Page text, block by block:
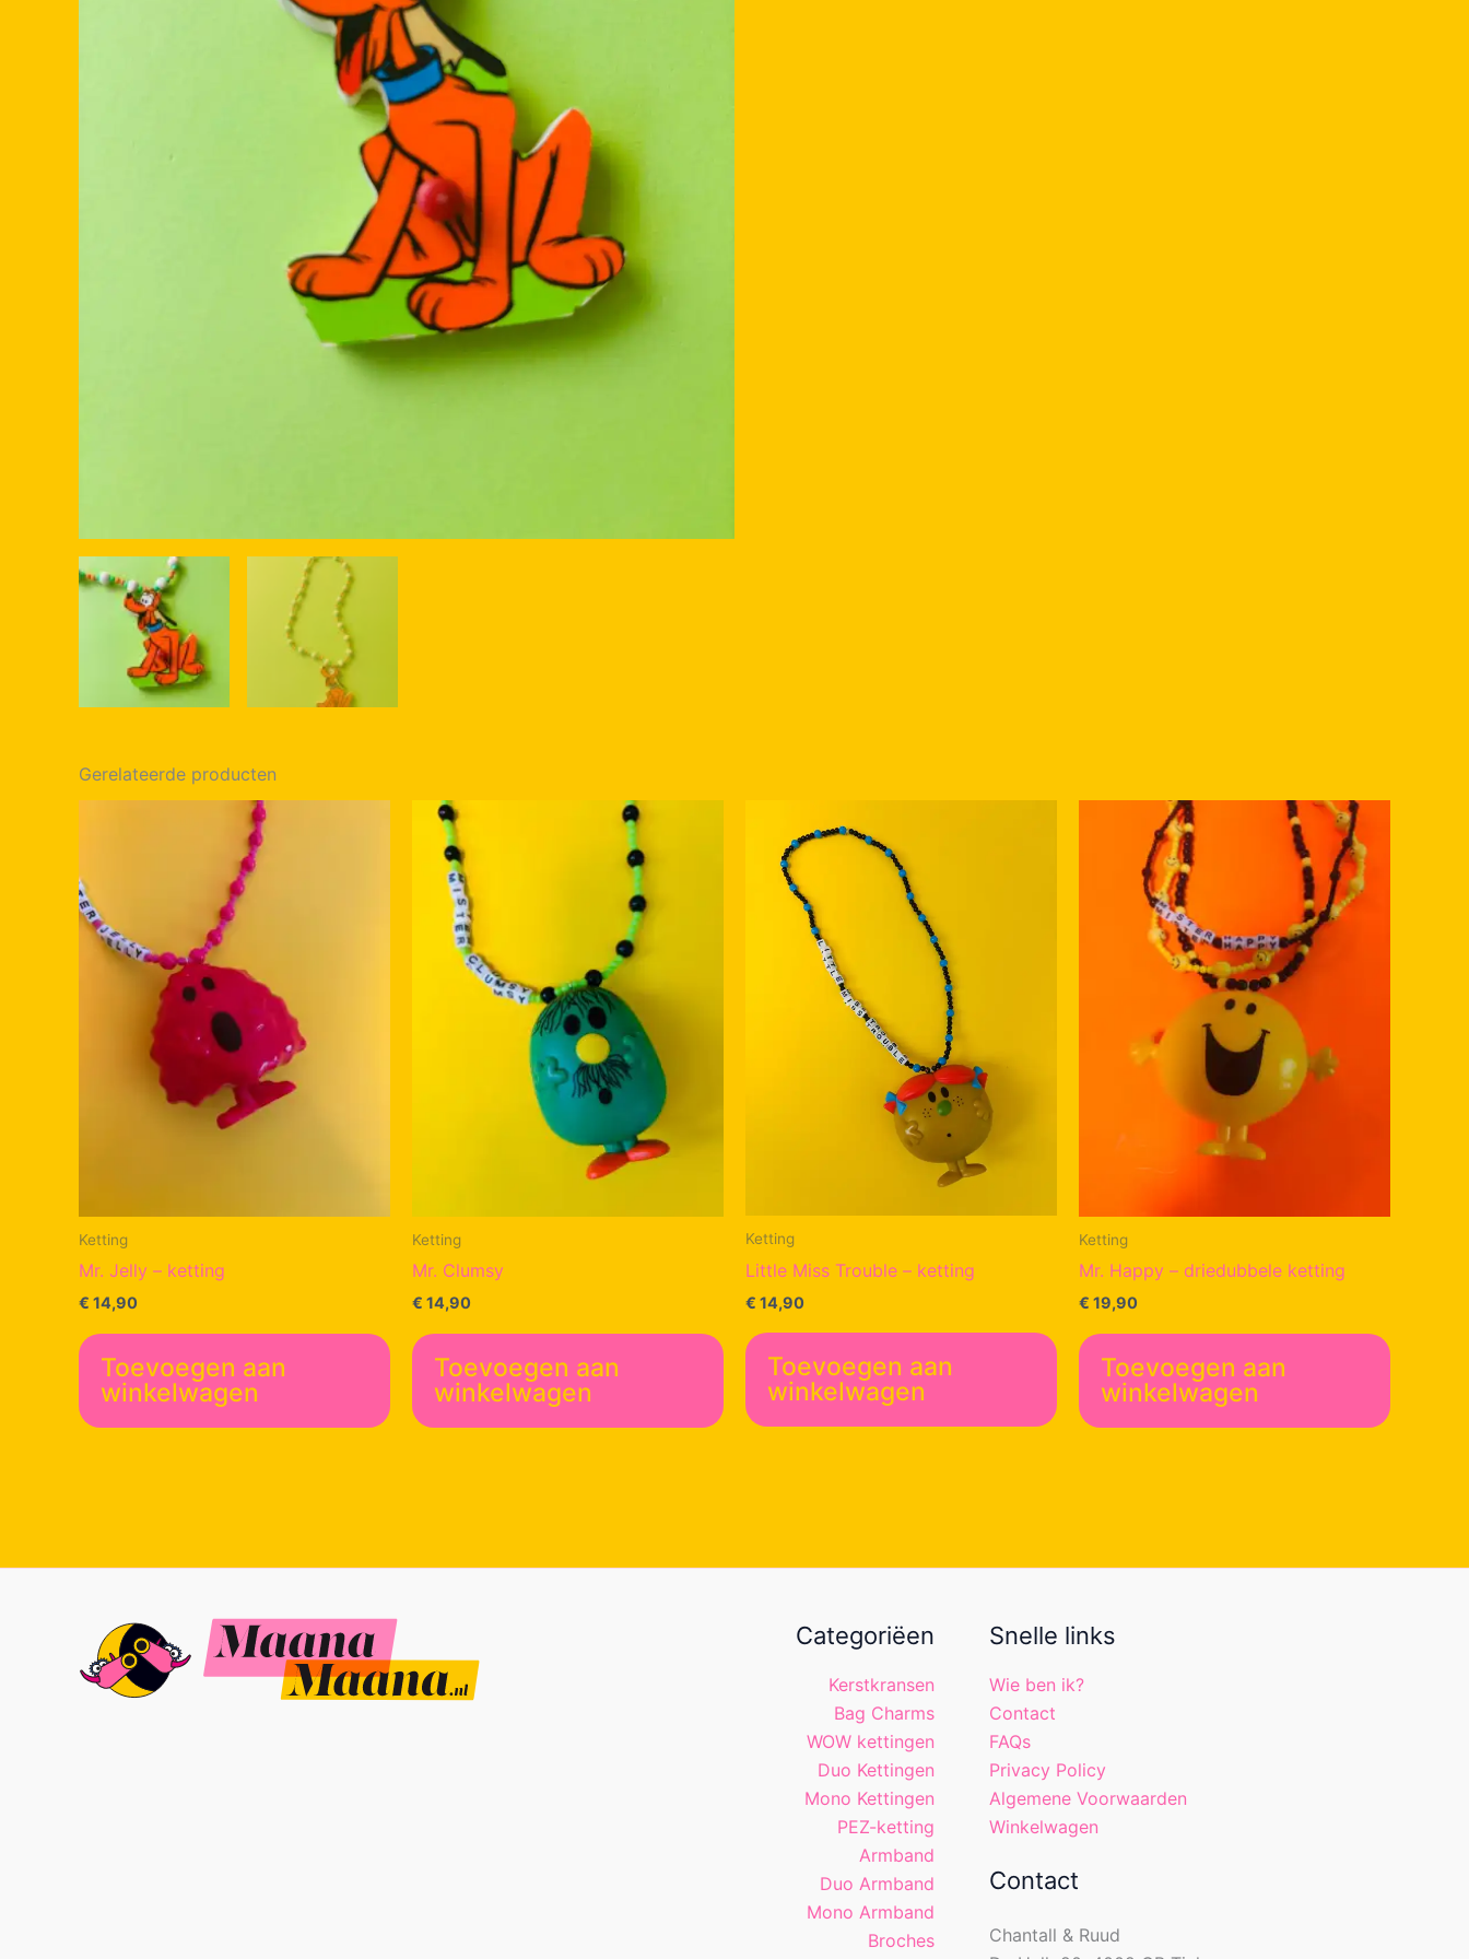
Gerelateerde producten
Ketting
Mr. Jelly – ketting
€ 14,90
Toevoegen aan
winkelwagen
Ketting
Mr. Clumsy
€ 14,90
Toevoegen aan
winkelwagen
Ketting
Little Miss Trouble – ketting
€ 14,90
Toevoegen aan
winkelwagen
Ketting
Mr. Happy – driedubbele ketting
€ 19,90
Toevoegen aan
winkelwagen
Categoriëen
Kerstkransen
Bag Charms
WOW kettingen
Duo Kettingen
Mono Kettingen
PEZ-ketting
Armband
Duo Armband
Mono Armband
Broches
Snelle links
Wie ben ik?
Contact
FAQs
Privacy Policy
Algemene Voorwaarden
Winkelwagen
Contact
Chantall & Ruud